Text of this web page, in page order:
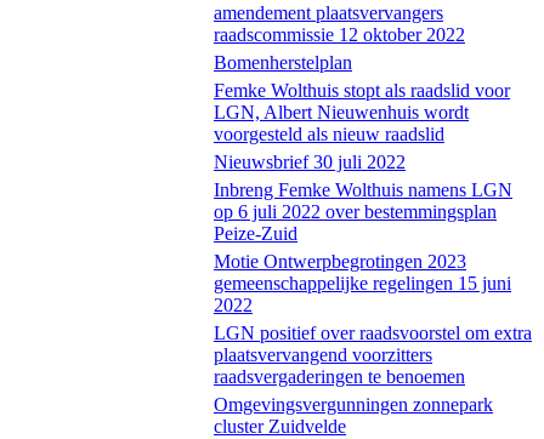
amendement plaatsvervangers
raadscommissie 12 oktober 2022
Bomenherstelplan
Femke Wolthuis stopt als raadslid voor
LGN, Albert Nieuwenhuis wordt
voorgesteld als nieuw raadslid
Nieuwsbrief 30 juli 2022
Inbreng Femke Wolthuis namens LGN
op 6 juli 2022 over bestemmingsplan
Peize-Zuid
Motie Ontwerpbegrotingen 2023
gemeenschappelijke regelingen 15 juni
2022
LGN positief over raadsvoorstel om extra
plaatsvervangend voorzitters
raadsvergaderingen te benoemen
Omgevingsvergunningen zonnepark
cluster Zuidvelde